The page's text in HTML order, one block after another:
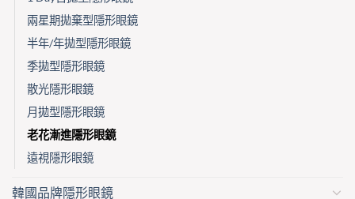
兩星期拋棄型隱形眼鏡
半年/年拋型隱形眼鏡
季拋型隱形眼鏡
散光隱形眼鏡
月拋型隱形眼鏡
老花漸進隱形眼鏡
遠視隱形眼鏡
韓國品牌隱形眼鏡